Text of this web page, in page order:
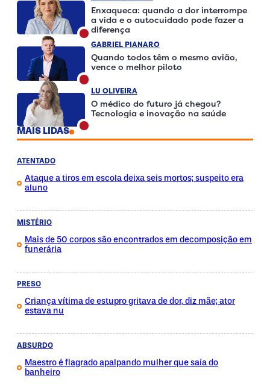
MAIS LIDAS
ATENTADO
Ataque a tiros em escola deixa seis mortos; suspeito era
aluno
MISTÉRIO
Mais de 50 corpos são encontrados em decomposição em
funerária
PRESO
Criança vítima de estupro gritava de dor, diz mãe; ator
estava nu
ABSURDO
Maestro é flagrado apalpando mulher que saía do
banheiro
Enxaqueca: quando a dor interrompe
a vida e o autocuidado pode fazer a
diferença
GABRIEL PIANARO
Quando todos têm o mesmo avião,
vence o melhor piloto
LU OLIVEIRA
O médico do futuro já chegou?
Tecnologia e inovação na saúde